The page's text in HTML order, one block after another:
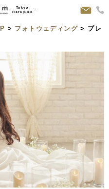
Tokyo
Harajuku
> フォトウェディング > プレ